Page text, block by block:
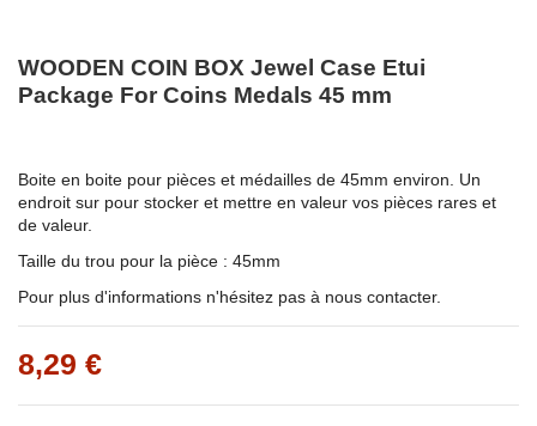
WOODEN COIN BOX Jewel Case Etui
Package For Coins Medals 45 mm
Boite en boite pour pièces et médailles de 45mm environ. Un
endroit sur pour stocker et mettre en valeur vos pièces rares et
de valeur.
Taille du trou pour la pièce : 45mm
Pour plus d'informations n'hésitez pas à nous contacter.
8,29 €